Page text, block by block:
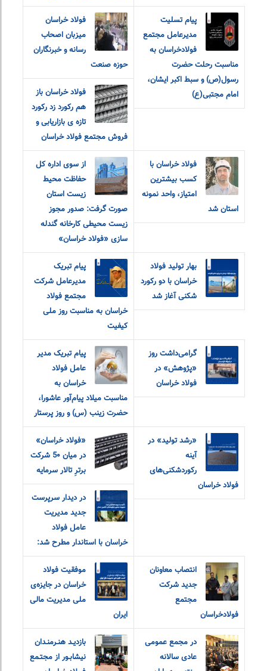
پیام‌ ‌تسلیت
مدیرعامل مجتمع
فولاد‌خراسان به
مناسبت رحلت حضرت
رسول(ص) و سبط اکبر ایشان،
امام مجتبی(ع)
فولاد خراسان
میزبان اصحاب
رسانه و خبرنگاران
حوزه صنعت
فولاد خراسان باز
هم رکورد زد رکورد
تازه ی بازاریابی و
فروش مجتمع فولاد خراسان
فولاد خراسان با
کسب بیشترین
امتیاز، واحد نمونه
استان شد
از سوی اداره کل
حفاظت محیط
زیست استان
صورت گرفت: صدور مجوز
زیست محیطی کارخانه گندله
سازی «فولاد خراسان»
بهار تولید فولاد
خراسان با‌ دو رکورد
شکنی آغاز شد
پیام تبریک
مدیرعامل شرکت
مجتمع فولاد
خراسان به مناسبت روز ملی
کیفیت
گرامی‌داشت روز
«پژوهش» در
فولاد خراسان
پیام تبریک مدیر
عامل فولاد
خراسان به
مناسبت میلاد پیام‌آور عاشورا،
حضرت زینب (س) و روز پرستار
«رشد تولید» در
آینه
رکوردشکنی‌های
فولاد خراسان
«فولاد خراسان»
در میان 5۰ شرکت
برترِ تالار سرمایه
در دیدار سرپرست
جدید مدیریت
عامل فولاد
خراسان با استاندار مطرح شد:
انتصاب معاونان
جدید شرکت
مجتمع
فولادخراسان
موفقیت فولاد
خراسان در جایزه‌ی
ملی مدیریت مالی
ایران
در مجمع عمومی
عادی سالانه
بازديـد هنـرمنـدان
نيشابـور از مجتـمع